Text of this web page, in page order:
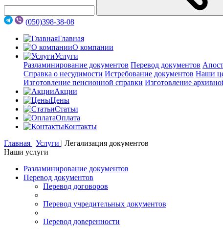
(050)398-38-08
Главная
О компании
Услуги
Разламинирование документов Перевод документов
Справка о несудимости Истребование документов Наши
Изготовление пенсионной справки Изготовление
Акции
Цены
Статьи
Оплата
Контакты
Главная | Услуги | Легализация документов
Наши услуги
Разламинирование документов
Перевод документов
Перевод договоров
Перевод учредительных документов
Перевод доверенности